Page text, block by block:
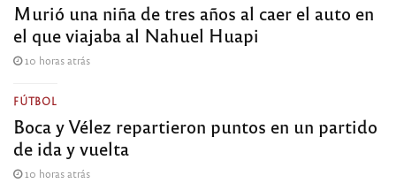
Murió una niña de tres años al caer el auto en
el que viajaba al Nahuel Huapi
10 horas atrás
FÚTBOL
Boca y Vélez repartieron puntos en un partido
de ida y vuelta
10 horas atrás